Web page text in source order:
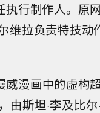
执行制作人。原
维拉负责特技动
威漫画中的虚构
由斯坦·李及比